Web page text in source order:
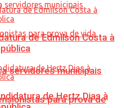
servidores municipais
para prova de
de Edmilson Costa à
de Hertz Dias à